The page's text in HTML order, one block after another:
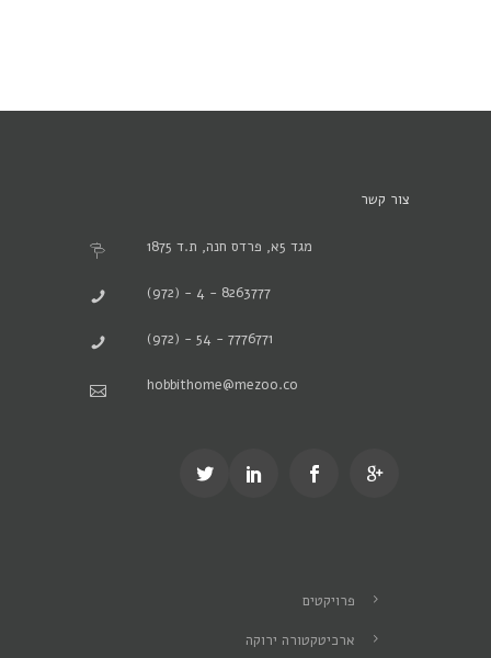
צור קשר
מגד 5א, פרדס חנה, ת.ד 1875
(972) - 4 - 8263777
(972) - 54 - 7776771
hobbithome@mezoo.co
פרויקטים
ארכיטקטורה ירוקה